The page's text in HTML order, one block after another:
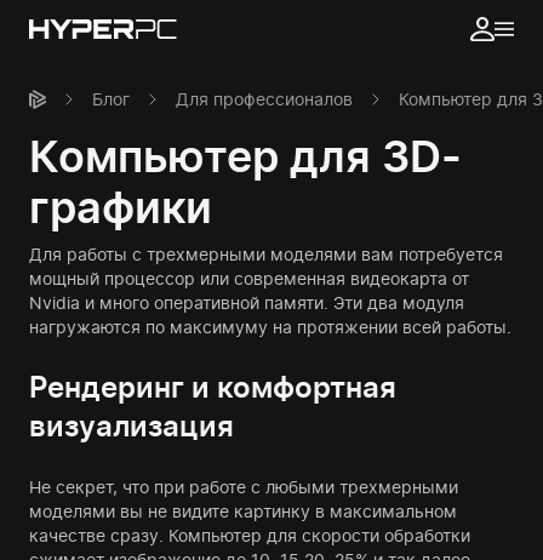
Блог Для профессионалов Компьютер для
Компьютер для 3D-
графики
Для работы с трехмерными моделями вам потребуется
мощный процессор или современная видеокарта от
Nvidia и много оперативной памяти. Эти два модуля
нагружаются по максимуму на протяжении всей работы.
Рендеринг и комфортная
визуализация
Не секрет, что при работе с любыми трехмерными
моделями вы не видите картинку в максимальном
качестве сразу. Компьютер для скорости обработки